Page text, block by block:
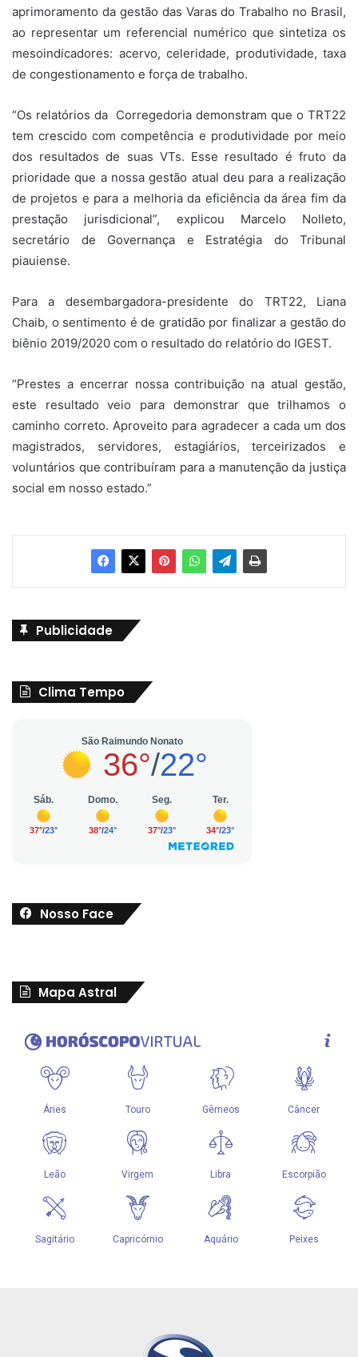
aprimoramento da gestão das Varas do Trabalho no Brasil,
ao representar um referencial numérico que sintetiza os
mesoindicadores: acervo, celeridade, produtividade, taxa
de congestionamento e força de trabalho.
“Os relatórios da Corregedoria demonstram que o TRT22
tem crescido com competência e produtividade por meio
dos resultados de suas VTs. Esse resultado é fruto da
prioridade que a nossa gestão atual deu para a realização
de projetos e para a melhoria da eficiência da área fim da
prestação jurisdicional”, explicou Marcelo Nolleto,
secretário de Governança e Estratégia do Tribunal
piauiense.
Para a desembargadora-presidente do TRT22, Liana
Chaib, o sentimento é de gratidão por finalizar a gestão do
biênio 2019/2020 com o resultado do relatório do IGEST.
“Prestes a encerrar nossa contribuição na atual gestão,
este resultado veio para demonstrar que trilhamos o
caminho correto. Aproveito para agradecer a cada um dos
magistrados, servidores, estagiários, terceirizados e
voluntários que contribuíram para a manutenção da justiça
social em nosso estado.”
Publicidade
Clima Tempo
Nosso Face
Mapa Astral